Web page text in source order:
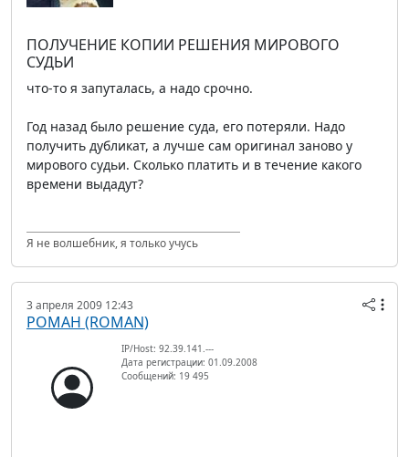
ПОЛУЧЕНИЕ КОПИИ РЕШЕНИЯ МИРОВОГО
СУДЬИ
что-то я запуталась, а надо срочно.
Год назад было решение суда, его потеряли. Надо
получить дубликат, а лучше сам оригинал заново у
мирового судьи. Сколько платить и в течение какого
времени выдадут?
Я не волшебник, я только учусь
3 апреля 2009 12:43
РОМАН (ROMAN)
IP/Host: 92.39.141.---
Дата регистрации: 01.09.2008
Сообщений: 19 495